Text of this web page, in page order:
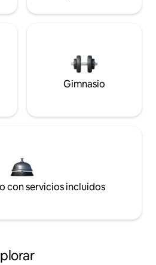
Gimnasio
con servicios incluidos